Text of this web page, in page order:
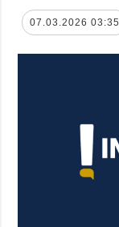
07.03.2026 03:35